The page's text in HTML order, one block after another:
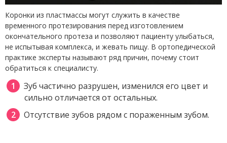
Коронки из пластмассы могут служить в качестве
временного протезирования перед изготовлением
окончательного протеза и позволяют пациенту улыбаться,
не испытывая комплекса, и жевать пищу. В ортопедической
практике эксперты называют ряд причин, почему стоит
обратиться к специалисту.
Зуб частично разрушен, изменился его цвет и
сильно отличается от остальных.
Отсутствие зубов рядом с пораженным зубом.